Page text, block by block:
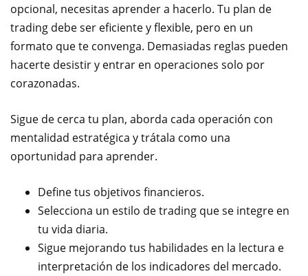
opcional, necesitas aprender a hacerlo. Tu plan de
trading debe ser eficiente y flexible, pero en un
formato que te convenga. Demasiadas reglas pueden
hacerte desistir y entrar en operaciones solo por
corazonadas.
Sigue de cerca tu plan, aborda cada operación con
mentalidad estratégica y trátala como una
oportunidad para aprender.
Define tus objetivos financieros.
Selecciona un estilo de trading que se integre en
tu vida diaria.
Sigue mejorando tus habilidades en la lectura e
interpretación de los indicadores del mercado.